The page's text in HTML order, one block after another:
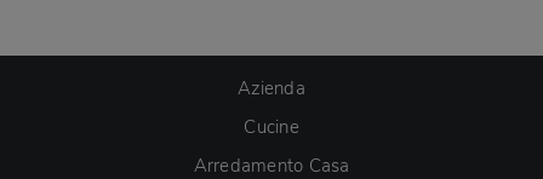
Azienda
Cucine
Arredamento Casa